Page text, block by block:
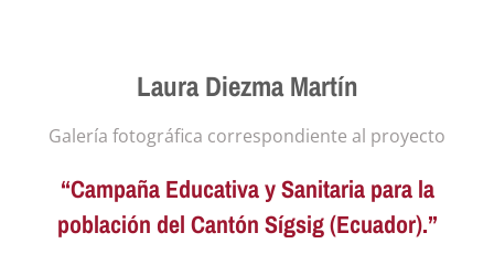
Laura Diezma Martín
Galería fotográfica correspondiente al proyecto
“Campaña Educativa y Sanitaria para la
población del Cantón Sígsig (Ecuador).”